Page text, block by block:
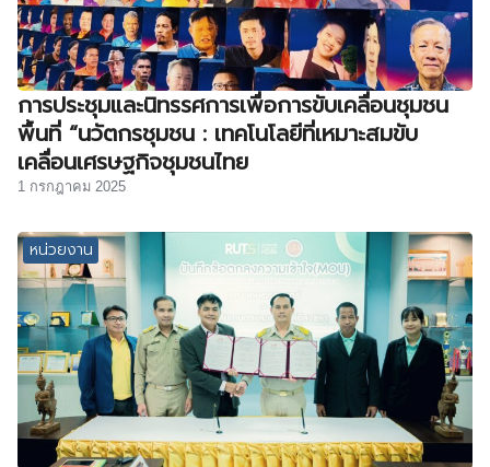
การประชุมและนิทรรศการเพื่อการขับเคลื่อนชุมชน
พื้นที่ “นวัตกรชุมชน : เทคโนโลยีที่เหมาะสมขับ
เคลื่อนเศรษฐกิจชุมชนไทย
1 กรกฎาคม 2025
หน่วยงาน